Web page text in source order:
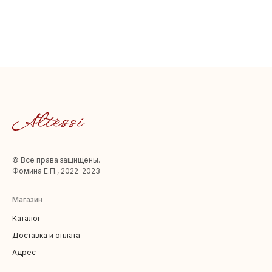
© Все права защищены.
Фомина Е.П., 2022-2023
Магазин
Каталог
Доставка и оплата
Адрес